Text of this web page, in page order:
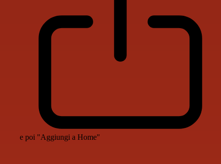
e poi "Aggiungi a Home"